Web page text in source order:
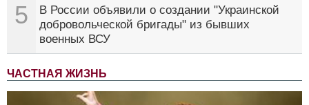
5
В России объявили о создании "Украинской
добровольческой бригады" из бывших
военных ВСУ
ЧАСТНАЯ ЖИЗНЬ